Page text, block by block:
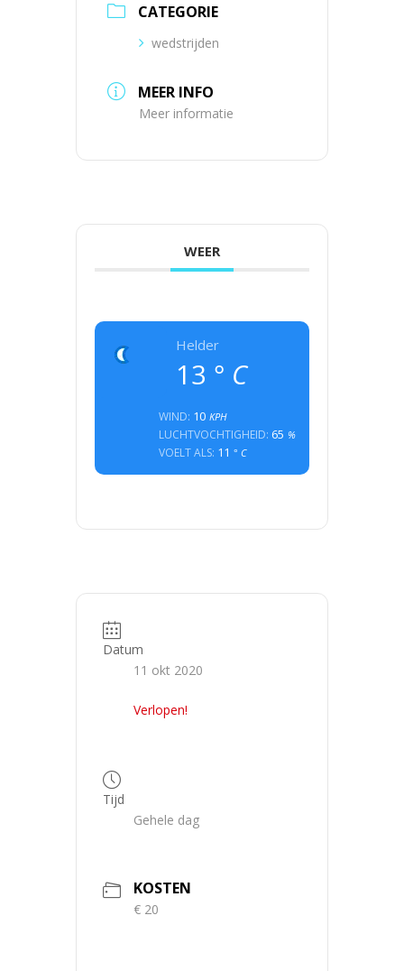
CATEGORIE
wedstrijden
MEER INFO
Meer informatie
WEER
Helder
13 ° C
WIND: 10 KPH
LUCHTVOCHTIGHEID: 65 %
VOELT ALS: 11 ° C
Datum
11 okt 2020
Verlopen!
Tijd
Gehele dag
KOSTEN
€ 20